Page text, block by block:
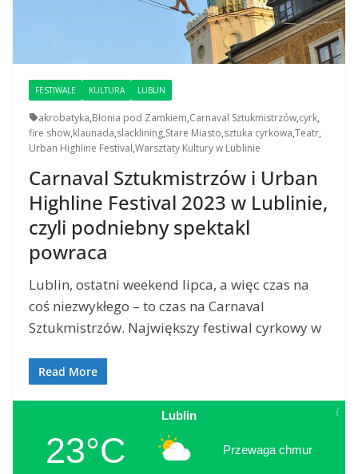
FESTIWALE KULTURA LUBLIN
akrobatyka,Błonia pod Zamkiem,Carnaval Sztukmistrzów,cyrk,
fire show,klaunada,slacklining,Stare Miasto,sztuka cyrkowa,Teatr,
Urban Highline Festival,Warsztaty Kultury w Lublinie
Carnaval Sztukmistrzów i Urban
Highline Festival 2023 w Lublinie,
czyli podniebny spektakl
powraca
Lublin, ostatni weekend lipca, a więc czas na
coś niezwykłego – to czas na Carnaval
Sztukmistrzów. Największy festiwal cyrkowy w
Read More
Lublin
23°C Przewaga chmur